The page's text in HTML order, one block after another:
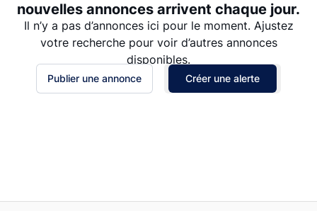
nouvelles annonces arrivent chaque jour.
Il n’y a pas d’annonces ici pour le moment. Ajustez
votre recherche pour voir d’autres annonces
disponibles.
Publier une annonce Créer une alerte